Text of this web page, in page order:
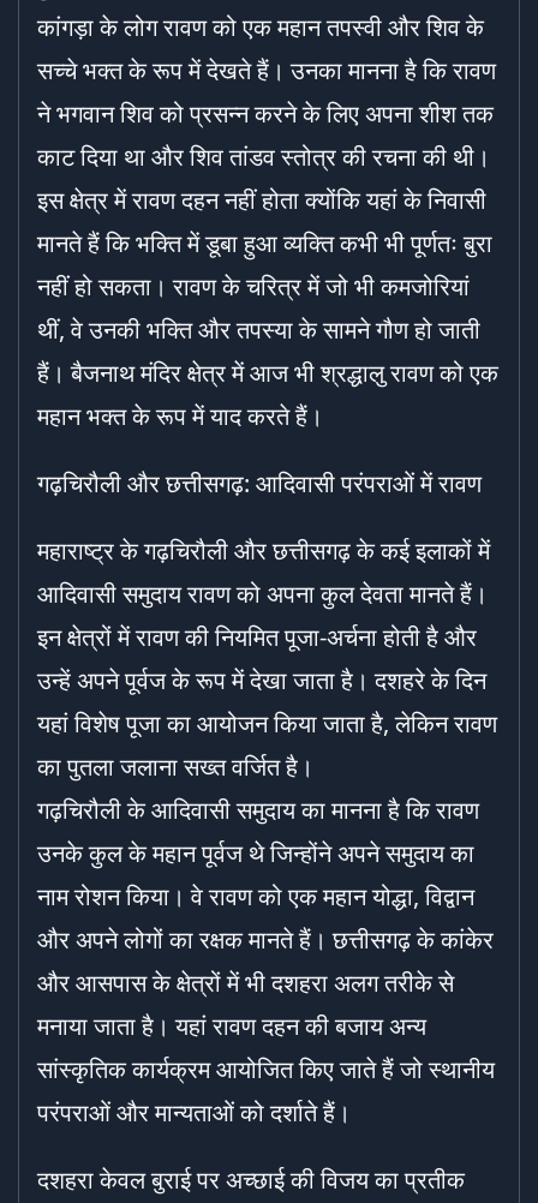
कांगड़ा के लोग रावण को एक महान तपस्वी और शिव के
सच्चे भक्त के रूप में देखते हैं। उनका मानना है कि रावण
ने भगवान शिव को प्रसन्न करने के लिए अपना शीश तक
काट दिया था और शिव तांडव स्तोत्र की रचना की थी।
इस क्षेत्र में रावण दहन नहीं होता क्योंकि यहां के निवासी
मानते हैं कि भक्ति में डूबा हुआ व्यक्ति कभी भी पूर्णतः बुरा
नहीं हो सकता। रावण के चरित्र में जो भी कमजोरियां
थीं, वे उनकी भक्ति और तपस्या के सामने गौण हो जाती
हैं। बैजनाथ मंदिर क्षेत्र में आज भी श्रद्धालु रावण को एक
महान भक्त के रूप में याद करते हैं।
गढ़चिरौली और छत्तीसगढ़: आदिवासी परंपराओं में रावण
महाराष्ट्र के गढ़चिरौली और छत्तीसगढ़ के कई इलाकों में
आदिवासी समुदाय रावण को अपना कुल देवता मानते हैं।
इन क्षेत्रों में रावण की नियमित पूजा-अर्चना होती है और
उन्हें अपने पूर्वज के रूप में देखा जाता है। दशहरे के दिन
यहां विशेष पूजा का आयोजन किया जाता है, लेकिन रावण
का पुतला जलाना सख्त वर्जित है।
गढ़चिरौली के आदिवासी समुदाय का मानना है कि रावण
उनके कुल के महान पूर्वज थे जिन्होंने अपने समुदाय का
नाम रोशन किया। वे रावण को एक महान योद्धा, विद्वान
और अपने लोगों का रक्षक मानते हैं। छत्तीसगढ़ के कांकेर
और आसपास के क्षेत्रों में भी दशहरा अलग तरीके से
मनाया जाता है। यहां रावण दहन की बजाय अन्य
सांस्कृतिक कार्यक्रम आयोजित किए जाते हैं जो स्थानीय
परंपराओं और मान्यताओं को दर्शाते हैं।
दशहरा केवल बुराई पर अच्छाई की विजय का प्रतीक